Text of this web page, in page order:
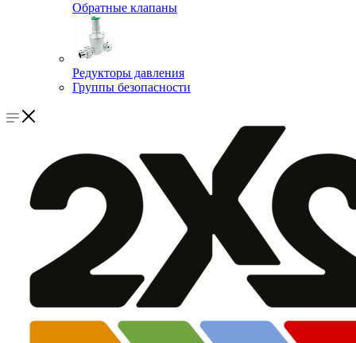
Обратные клапаны
Редукторы давления
Группы безопасности